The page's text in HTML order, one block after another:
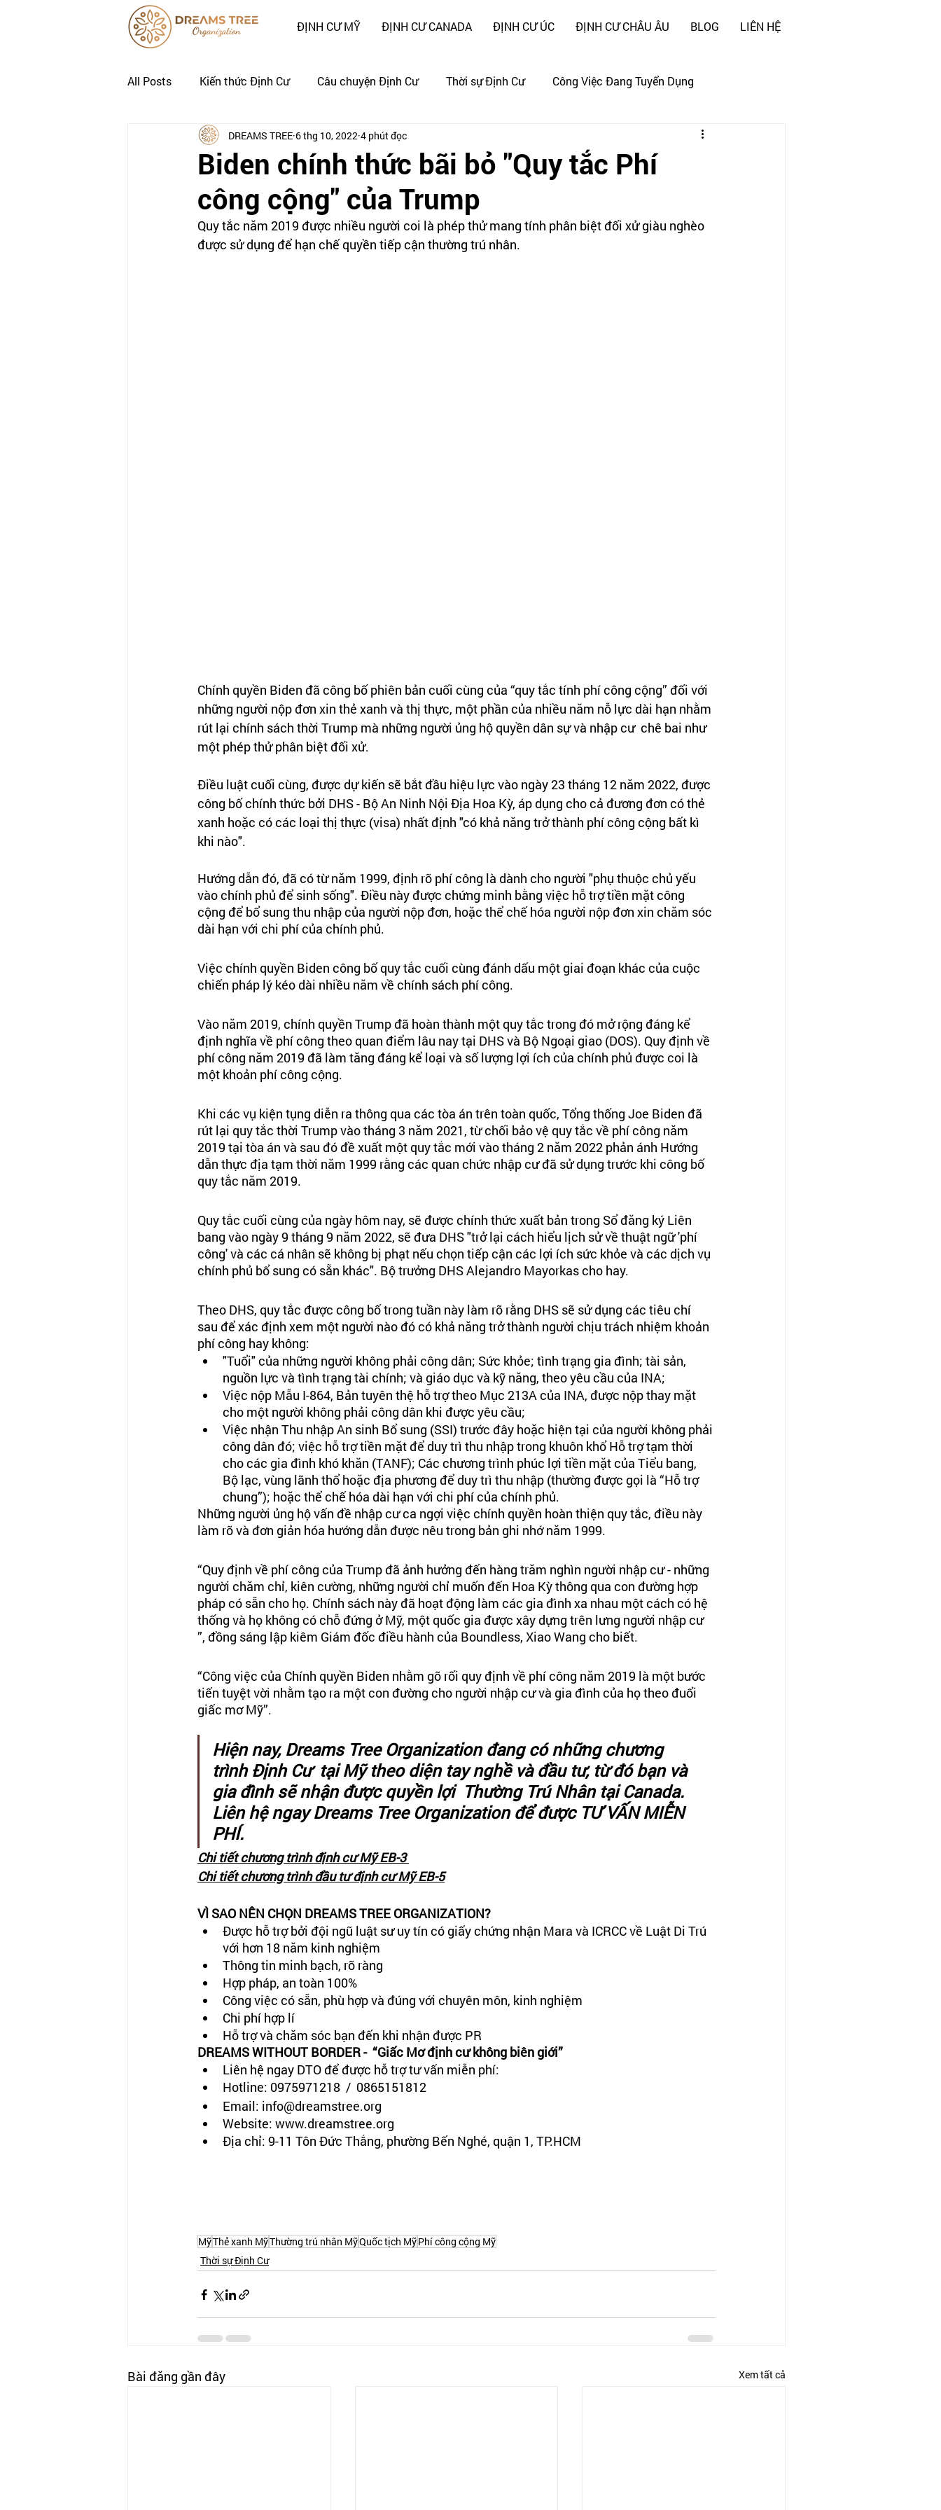
ĐỊNH CƯ MỸ ĐỊNH CƯ CANADA ĐỊNH CƯ ÚC ĐỊNH CƯ CHÂU ÂU BLOG LIÊN HỆ
All Posts Kiến thức Định Cư Câu chuyện Định Cư Thời sự Định Cư Công Việc Đang Tuyển Dụng
Nhật Ký Định Cư của Khách Hàng CÂU CHUYỆN CẢNH GIÁC !!!
Biden chính thức bãi bỏ "Quy tắc Phí
công cộng" của Trump
DREAMS TREE 6 thg 10, 2022 4 phút đọc
Quy tắc năm 2019 được nhiều người coi là phép thử mang tính phân biệt đối xử giàu nghèo
được sử dụng để hạn chế quyền tiếp cận thường trú nhân.
Chính quyền Biden đã công bố phiên bản cuối cùng của “quy tắc tính phí công cộng” đối với
những người nộp đơn xin thẻ xanh và thị thực, một phần của nhiều năm nỗ lực dài hạn nhằm
rút lại chính sách thời Trump mà những người ủng hộ quyền dân sự và nhập cư  chê bai như
một phép thử phân biệt đối xử.
Điều luật cuối cùng, được dự kiến sẽ bắt đầu hiệu lực vào ngày 23 tháng 12 năm 2022, được
công bố chính thức bởi DHS - Bộ An Ninh Nội Địa Hoa Kỳ, áp dụng cho cả đương đơn có thẻ
xanh hoặc có các loại thị thực (visa) nhất định "có khả năng trở thành phí công cộng bất kì
khi nào".
Hướng dẫn đó, đã có từ năm 1999, định rõ phí công là dành cho người "phụ thuộc chủ yếu
vào chính phủ để sinh sống". Điều này được chứng minh bằng việc hỗ trợ tiền mặt công
cộng để bổ sung thu nhập của người nộp đơn, hoặc thể chế hóa người nộp đơn xin chăm sóc
dài hạn với chi phí của chính phủ.
Việc chính quyền Biden công bố quy tắc cuối cùng đánh dấu một giai đoạn khác của cuộc
chiến pháp lý kéo dài nhiều năm về chính sách phí công.
Vào năm 2019, chính quyền Trump đã hoàn thành một quy tắc trong đó mở rộng đáng kể
định nghĩa về phí công theo quan điểm lâu nay tại DHS và Bộ Ngoại giao (DOS). Quy định về
phí công năm 2019 đã làm tăng đáng kể loại và số lượng lợi ích của chính phủ được coi là
một khoản phí công cộng.
Khi các vụ kiện tụng diễn ra thông qua các tòa án trên toàn quốc, Tổng thống Joe Biden đã
rút lại quy tắc thời Trump vào tháng 3 năm 2021, từ chối bảo vệ quy tắc về phí công năm
2019 tại tòa án và sau đó đề xuất một quy tắc mới vào tháng 2 năm 2022 phản ánh Hướng
dẫn thực địa tạm thời năm 1999 rằng các quan chức nhập cư đã sử dụng trước khi công bố
quy tắc năm 2019.
Quy tắc cuối cùng của ngày hôm nay, sẽ được chính thức xuất bản trong Sổ đăng ký Liên
bang vào ngày 9 tháng 9 năm 2022, sẽ đưa DHS "trở lại cách hiểu lịch sử về thuật ngữ 'phí
công' và các cá nhân sẽ không bị phạt nếu chọn tiếp cận các lợi ích sức khỏe và các dịch vụ
chính phủ bổ sung có sẵn khác". Bộ trưởng DHS Alejandro Mayorkas cho hay.
Theo DHS, quy tắc được công bố trong tuần này làm rõ rằng DHS sẽ sử dụng các tiêu chí
sau để xác định xem một người nào đó có khả năng trở thành người chịu trách nhiệm khoản
phí công hay không:
"Tuổi" của những người không phải công dân; Sức khỏe; tình trạng gia đình; tài sản,
nguồn lực và tình trạng tài chính; và giáo dục và kỹ năng, theo yêu cầu của INA;
Việc nộp Mẫu I-864, Bản tuyên thệ hỗ trợ theo Mục 213A của INA, được nộp thay mặt
cho một người không phải công dân khi được yêu cầu;
Việc nhận Thu nhập An sinh Bổ sung (SSI) trước đây hoặc hiện tại của người không phải
công dân đó; việc hỗ trợ tiền mặt để duy trì thu nhập trong khuôn khổ Hỗ trợ tạm thời
cho các gia đình khó khăn (TANF); Các chương trình phúc lợi tiền mặt của Tiểu bang,
Bộ lạc, vùng lãnh thổ hoặc địa phương để duy trì thu nhập (thường được gọi là “Hỗ trợ
chung”); hoặc thể chế hóa dài hạn với chi phí của chính phủ.
Những người ủng hộ vấn đề nhập cư ca ngợi việc chính quyền hoàn thiện quy tắc, điều này
làm rõ và đơn giản hóa hướng dẫn được nêu trong bản ghi nhớ năm 1999.
“Quy định về phí công của Trump đã ảnh hưởng đến hàng trăm nghìn người nhập cư - những
người chăm chỉ, kiên cường, những người chỉ muốn đến Hoa Kỳ thông qua con đường hợp
pháp có sẵn cho họ. Chính sách này đã hoạt động làm các gia đình xa nhau một cách có hệ
thống và họ không có chỗ đứng ở Mỹ, một quốc gia được xây dựng trên lưng người nhập cư
”, đồng sáng lập kiêm Giám đốc điều hành của Boundless, Xiao Wang cho biết.
“Công việc của Chính quyền Biden nhằm gỡ rối quy định về phí công năm 2019 là một bước
tiến tuyệt vời nhằm tạo ra một con đường cho người nhập cư và gia đình của họ theo đuổi
giấc mơ Mỹ”.
Hiện nay, Dreams Tree Organization đang có những chương
trình Định Cư  tại Mỹ theo diện tay nghề và đầu tư, từ đó bạn và
gia đình sẽ nhận được quyền lợi  Thường Trú Nhân tại Canada.
Liên hệ ngay Dreams Tree Organization để được TƯ VẤN MIỄN
PHÍ.
Chi tiết chương trình định cư Mỹ EB-3
Chi tiết chương trình đầu tư định cư Mỹ EB-5
VÌ SAO NÊN CHỌN DREAMS TREE ORGANIZATION?
Được hỗ trợ bởi đội ngũ luật sư uy tín có giấy chứng nhận Mara và ICRCC về Luật Di Trú
với hơn 18 năm kinh nghiệm
Thông tin minh bạch, rõ ràng
Hợp pháp, an toàn 100%
Công việc có sẵn, phù hợp và đúng với chuyên môn, kinh nghiệm
Chi phí hợp lí
Hỗ trợ và chăm sóc bạn đến khi nhận được PR
DREAMS WITHOUT BORDER -  “Giấc Mơ định cư không biên giới”
Liên hệ ngay DTO để được hỗ trợ tư vấn miễn phí:
Hotline: 0975971218  /  0865151812
Email: info@dreamstree.org
Website: www.dreamstree.org
Địa chỉ: 9-11 Tôn Đức Thắng, phường Bến Nghé, quận 1, TP.HCM
MỹThẻ xanh MỹThường trú nhân MỹQuốc tịch MỹPhí công cộng Mỹ
Thời sự Định Cư
Bài đăng gần đây Xem tất cả